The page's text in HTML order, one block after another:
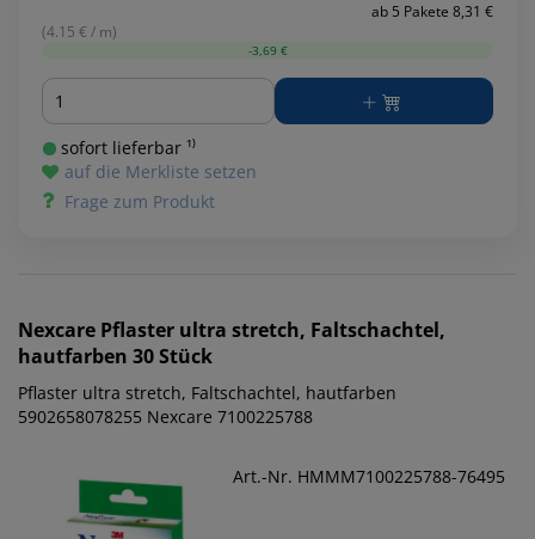
ab 5 Pakete 8,31 €
(4.15 € / m)
-3,69 €
Menge
sofort lieferbar ¹⁾
auf die Merkliste setzen
Frage zum Produkt
Nexcare Pflaster ultra stretch, Faltschachtel,
hautfarben 30 Stück
Pflaster ultra stretch, Faltschachtel, hautfarben
5902658078255 Nexcare 7100225788
Art.-Nr. HMMM7100225788-76495